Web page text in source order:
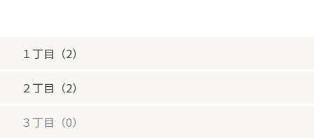
１丁目（2）
２丁目（2）
３丁目（0）